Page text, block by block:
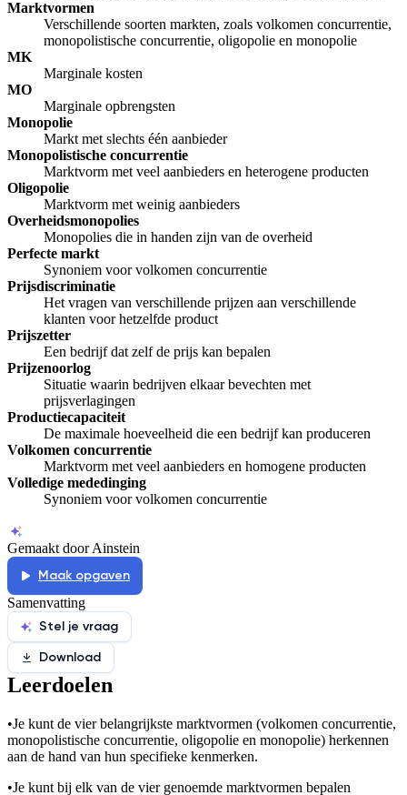
Marktvormen
Verschillende soorten markten, zoals volkomen concurrentie,
monopolistische concurrentie, oligopolie en monopolie
MK
Marginale kosten
MO
Marginale opbrengsten
Monopolie
Markt met slechts één aanbieder
Monopolistische concurrentie
Marktvorm met veel aanbieders en heterogene producten
Oligopolie
Marktvorm met weinig aanbieders
Overheidsmonopolies
Monopolies die in handen zijn van de overheid
Perfecte markt
Synoniem voor volkomen concurrentie
Prijsdiscriminatie
Het vragen van verschillende prijzen aan verschillende
klanten voor hetzelfde product
Prijszetter
Een bedrijf dat zelf de prijs kan bepalen
Prijzenoorlog
Situatie waarin bedrijven elkaar bevechten met
prijsverlagingen
Productiecapaciteit
De maximale hoeveelheid die een bedrijf kan produceren
Volkomen concurrentie
Marktvorm met veel aanbieders en homogene producten
Volledige mededinging
Synoniem voor volkomen concurrentie
Gemaakt door Ainstein
Maak opgaven
Samenvatting
Stel je vraag
Download
Leerdoelen
•Je kunt de vier belangrijkste marktvormen (volkomen concurrentie,
monopolistische concurrentie, oligopolie en monopolie) herkennen
aan de hand van hun specifieke kenmerken.
•Je kunt bij elk van de vier genoemde marktvormen bepalen